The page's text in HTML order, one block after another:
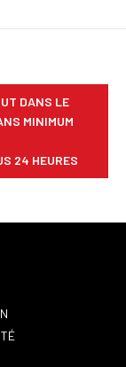
DANS LE
MINIMUM
24 HEURES